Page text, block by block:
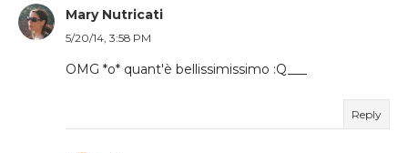
Mary Nutricati
5/20/14, 3:58 PM
OMG *o* quant'è bellissimissimo :Q___
Reply